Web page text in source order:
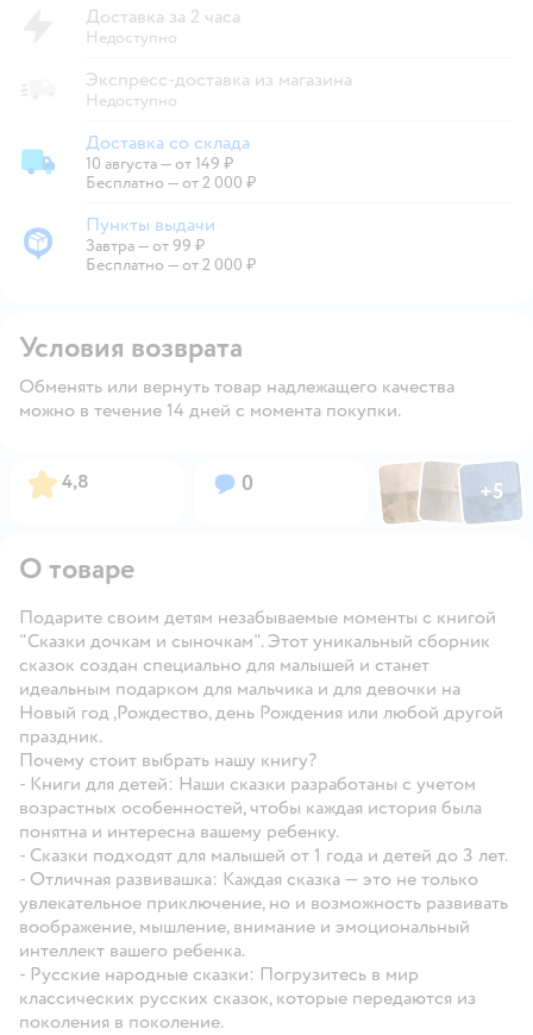
Доставка за 2 часа
Недоступно
Экспресс-доставка из магазина
Недоступно
Доставка со склада
Доставка со склада
10 августа—от 149 ₽
Бесплатно — от 2 000 ₽
Пункты выдачи
Пункты выдачи
Завтра—от 99 ₽
Бесплатно — от 2 000 ₽
Условия возврата
Обменять или вернуть товар надлежащего качества
можно в течение 14 дней с момента покупки.
Рейтинг:
4,8 Вопросов:
0 ФотоФотоФото
+5
Открыть
О товаре
Подарите своим детям незабываемые моменты с книгой
"Сказки дочкам и сыночкам". Этот уникальный сборник
сказок создан специально для малышей и станет
идеальным подарком для мальчика и для девочки на
Новый год ,Рождество, день Рождения или любой другой
праздник.
Почему стоит выбрать нашу книгу?
- Книги для детей: Наши сказки разработаны с учетом
возрастных особенностей, чтобы каждая история была
понятна и интересна вашему ребенку.
- Сказки подходят для малышей от 1 года и детей до 3 лет.
- Отличная развивашка: Каждая сказка — это не только
увлекательное приключение, но и возможность развивать
воображение, мышление, внимание и эмоциональный
интеллект вашего ребенка.
- Русские народные сказки: Погрузитесь в мир
классических русских сказок, которые передаются из
поколения в поколение.